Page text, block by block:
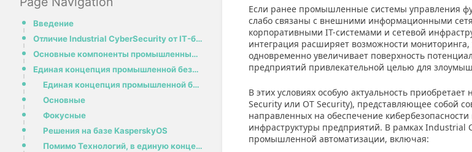
Введение
Отличие Industrial CyberSecurity от IT-безопасности
Основные компоненты промышленных систем
Единая концепция промышленной безопасности Лаборатории Касперского
Единая концепция промышленной безопасности от Лаборатории Касперского делится на несколько типов:
Основные
Фокусные
Решения на базе KasperskyOS
Помимо Технологий, в единую концепцию также входят Знания и Экспертиза
Если ранее промышленные системы управления
слабо связаны с внешними информационными
корпоративными IT-системами и сетевой
интеграция расширяет возможности
одновременно увеличивает поверхность
предприятий привлекательной целью для
В этих условиях особую актуальность
Security или OT Security), представляющее собой
направленных на обеспечение
инфраструктуры предприятий. В рамках Industrial
промышленной автоматизации, включая: